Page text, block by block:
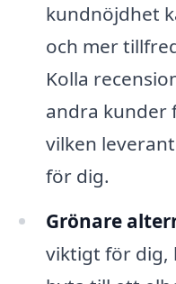
kundnöjdhet
och mer
Kolla
andra kunder
vilken
för dig.
Grönare
viktigt för dig,